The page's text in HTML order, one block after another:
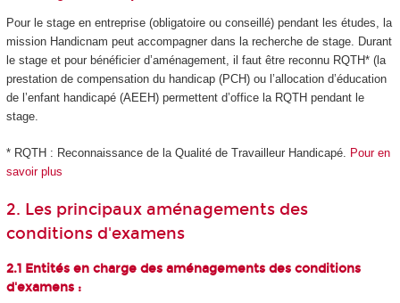
Pour le stage en entreprise (obligatoire ou conseillé) pendant les études, la
mission Handicnam peut accompagner dans la recherche de stage. Durant
le stage et pour bénéficier d’aménagement, il faut être reconnu RQTH* (la
prestation de compensation du handicap (PCH) ou l’allocation d’éducation
de l’enfant handicapé (AEEH) permettent d’office la RQTH pendant le
stage.
* RQTH : Reconnaissance de la Qualité de Travailleur Handicapé.
Pour en
savoir plus
2. Les principaux aménagements des
conditions d'examens
2.1 Entités en charge des aménagements des conditions
d'examens :